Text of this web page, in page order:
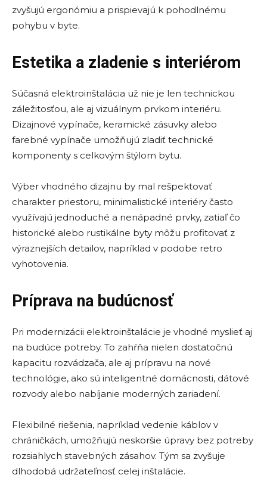
zvyšujú ergonómiu a prispievajú k pohodlnému
pohybu v byte.
Estetika a zladenie s interiérom
Súčasná elektroinštalácia už nie je len technickou
záležitosťou, ale aj vizuálnym prvkom interiéru.
Dizajnové vypínače, keramické zásuvky alebo
farebné vypínače umožňujú zladiť technické
komponenty s celkovým štýlom bytu.
Výber vhodného dizajnu by mal rešpektovať
charakter priestoru, minimalistické interiéry často
využívajú jednoduché a nenápadné prvky, zatiaľ čo
historické alebo rustikálne byty môžu profitovať z
výraznejších detailov, napríklad v podobe retro
vyhotovenia.
Príprava na budúcnosť
Pri modernizácii elektroinštalácie je vhodné myslieť aj
na budúce potreby. To zahŕňa nielen dostatočnú
kapacitu rozvádzača, ale aj prípravu na nové
technológie, ako sú inteligentné domácnosti, dátové
rozvody alebo nabíjanie moderných zariadení.
Flexibilné riešenia, napríklad vedenie káblov v
chráničkách, umožňujú neskoršie úpravy bez potreby
rozsiahlych stavebných zásahov. Tým sa zvyšuje
dlhodobá udržateľnosť celej inštalácie.